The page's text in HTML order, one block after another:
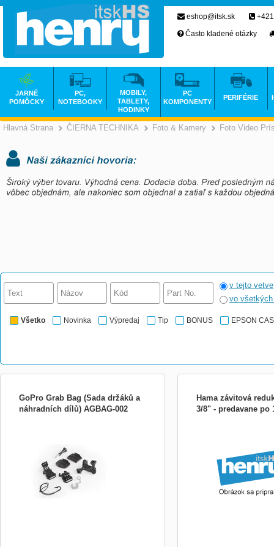
Hlavná Strana >
ČIERNA TECHNIKA >
Foto & Kamery Foto Video
v tejto vetve
vo
Všetko Novinka Výpredaj Tip BONUS EPSON
GoPro Grab Bag (Sada držáků a
náhradních dílů) AGBAG-002
majiteľov kamier, ktorí chcú využiť ďalšie
možnosti uchytenia. Obsahuje jeden
obdĺžnikový lepiaci držiak pre uchytenie na
rovné povrchy, jeden zaoblený lepiaci
držiak pre uchytenie
Hama závitová
3/8" - predavane po
eshop@itsk.sk
Často kladené otázky
JARNÉ
POMÔCKY
PC,
NOTEBOOKY
MOBILY,
TABLETY,
HODINKY
PC
KOMPONENTY
PERIFÉRIE